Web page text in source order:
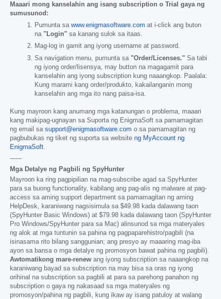
Maaari mong kanselahin ang isang subscription o Trial gaya ng
sumusunod:
Pumunta sa www.enigmasoftware.com at i-click ang buton
na "Login" sa kanang sulok sa itaas.
Mag-log in gamit ang iyong username at password.
Sa navigation menu, pumunta sa "Order/Licenses." Sa tabi
ng iyong order/lisensya, may button na magagamit para
kanselahin ang iyong subscription kung naaangkop. Paalala:
Kung marami kang order/produkto, kakailanganin mong
kanselahin ang mga ito nang paisa-isa.
Kung mayroon kang anumang mga katanungan o problema, maaari
kang makipag-ugnayan sa Suporta ng EnigmaSoft sa pamamagitan
ng email sa support@enigmasoftware.com o sa pamamagitan ng
pagbubukas ng tiket ng suporta sa website ng MyAccount ng
EnigmaSoft
------
Mga Detalye ng Pagbili ng SpyHunter
Mayroon ka ring pagpipilian na mag-subscribe agad sa SpyHunter
para sa buong functionality, kabilang ang pag-alis ng malware at pag-
access sa aming support department sa pamamagitan ng aming
HelpDesk, karaniwang nagsisimula sa $49.98 kada dalawang taon
(SpyHunter Basic Windows) at $79.98 kada dalawang taon (SpyHunter
Pro Windows/SpyHunter para sa Mac) alinsunod sa mga materyales
ng alok at mga tuntunin sa pahina ng pagpaparehistro/pagbili (na
isinasama rito bilang sanggunian; ang presyo ay maaaring mag-iba
ayon sa bansa o mga detalye ng promosyon bawat pahina ng pagbili).
Awtomatikong mare-renew ang iyong subscription sa naaangkop na
karaniwang bayad sa subscription na may bisa sa oras ng iyong
orihinal na subscription sa pagbili at para sa parehong panahon ng
subscription o gaya ng nakasaad sa mga materyales ng
promosyon/pahina ng pagbili, kung ikaw ay isang patuloy at walang